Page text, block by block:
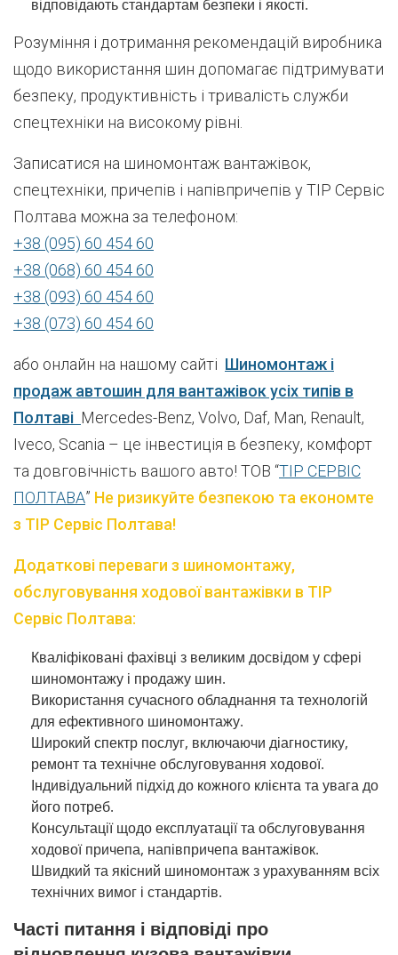
відповідають стандартам безпеки і якості.
Розуміння і дотримання рекомендацій виробника
щодо використання шин допомагає підтримувати
безпеку, продуктивність і тривалість служби
спецтехніки на високому рівні.
Записатися на шиномонтаж вантажівок,
спецтехніки, причепів і напівпричепів у ТІР Сервіс
Полтава можна за телефоном:
+38 (095) 60 454 60
+38 (068) 60 454 60
+38 (093) 60 454 60
+38 (073) 60 454 60
або онлайн на нашому сайті Шиномонтаж і
продаж автошин для вантажівок усіх типів в
Полтаві Merсedes-Benz, Volvo, Daf, Man, Renault,
Iveco, Scania – це інвестиція в безпеку, комфорт
та довговічність вашого авто! ТОВ “ТІР СЕРВІС
ПОЛТАВА” Не ризикуйте безпекою та економте
з ТІР Сервіс Полтава!
Додаткові переваги з шиномонтажу,
обслуговування ходової вантажівки в ТІР
Сервіс Полтава:
Кваліфіковані фахівці з великим досвідом у сфері
шиномонтажу і продажу шин.
Використання сучасного обладнання та технологій
для ефективного шиномонтажу.
Широкий спектр послуг, включаючи діагностику,
ремонт та технічне обслуговування ходової.
Індивідуальний підхід до кожного клієнта та увага до
його потреб.
Консультації щодо експлуатації та обслуговування
ходової причепа, напівпричепа вантажівок.
Швидкий та якісний шиномонтаж з урахуванням всіх
технічних вимог і стандартів.
Часті питання і відповіді про